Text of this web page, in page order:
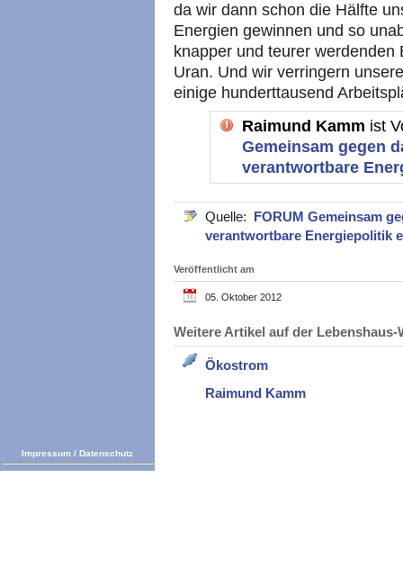
da wir dann schon die Hälfte
Energien gewinnen und so
knapper und teurer
Uran. Und wir verringern
einige hunderttausend
Raimund Kamm ist
Gemeinsam gegen
verantwortbare
Quelle: FORUM Gemeinsam
verantwortbare Energiepolitik
Veröffentlicht am
05. Oktober 2012
Weitere Artikel auf der
Ökostrom
Raimund Kamm
Impressum / Datenschutz